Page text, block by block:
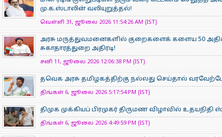
மு.க.ஸ்டாலின் வலியுறுத்தல்!
வெள்ளி 31, ஜூலை 2026 11:54:26 AM (IST)
அரசு மருத்துவமனைகளில் குறைகளைக் களைய 50
சுகாதாரத்துறை அதிரடி!
சனி 11, ஜூலை 2026 12:06:38 PM (IST)
தவெக அரசு தமிழகத்திற்கு நல்லது செய்தால்
திங்கள் 6, ஜூலை 2026 5:17:54 PM (IST)
திமுக முக்கியப் பிரமுகர் திருமண விழாவில் உதயநிதி
திங்கள் 6, ஜூலை 2026 4:49:59 PM (IST)